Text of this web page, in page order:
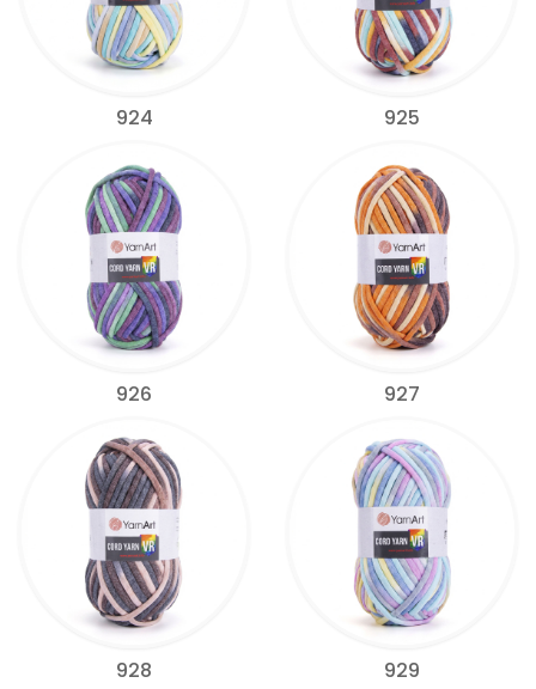
924 925
926 927
928 929